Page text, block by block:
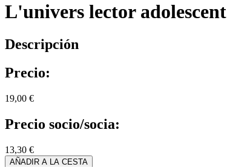
L'univers lector adolescent
Descripción
Precio:
19,00 €
Precio socio/socia:
13,30 €
AÑADIR A LA CESTA